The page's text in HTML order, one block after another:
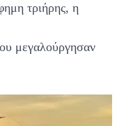
τριήρης, η
μεγαλούργησαν